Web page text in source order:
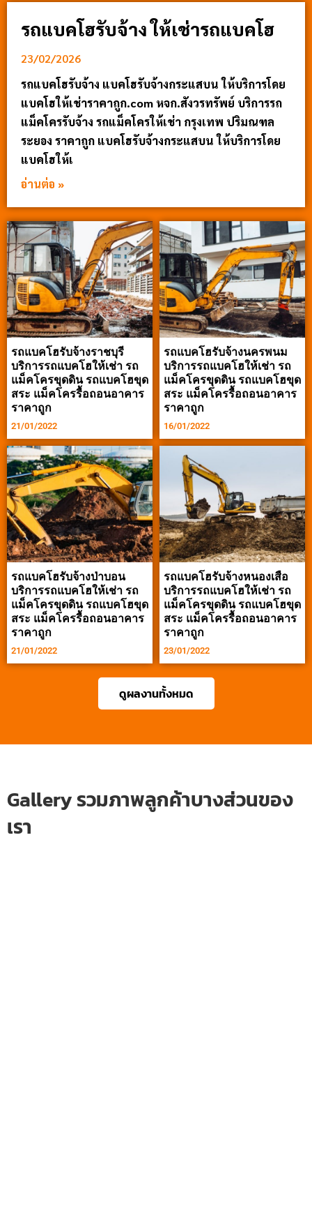
รถแบคโฮรับจ้าง ให้เช่ารถแบคโฮ
23/02/2026
รถแบคโฮรับจ้าง แบคโฮรับจ้างกระแสบน ให้บริการโดย
แบคโฮให้เช่าราคาถูก.com หจก.สังวรทรัพย์ บริการรถ
แม็คโครรับจ้าง รถแม็คโครให้เช่า กรุงเทพ ปริมณฑล
ระยอง ราคาถูก แบคโฮรับจ้างกระแสบน ให้บริการโดย
แบคโฮให้เ
อ่านต่อ »
รถแบคโฮรับจ้างราชบุรี
บริการรถแบคโฮให้เช่า รถ
แม็คโครขุดดิน รถแบคโฮขุด
สระ แม็คโครรื้อถอนอาคาร
ราคาถูก
21/01/2022
รถแบคโฮรับจ้างนครพนม
บริการรถแบคโฮให้เช่า รถ
แม็คโครขุดดิน รถแบคโฮขุด
สระ แม็คโครรื้อถอนอาคาร
ราคาถูก
16/01/2022
รถแบคโฮรับจ้างป่าบอน
บริการรถแบคโฮให้เช่า รถ
แม็คโครขุดดิน รถแบคโฮขุด
สระ แม็คโครรื้อถอนอาคาร
ราคาถูก
21/01/2022
รถแบคโฮรับจ้างหนองเสือ
บริการรถแบคโฮให้เช่า รถ
แม็คโครขุดดิน รถแบคโฮขุด
สระ แม็คโครรื้อถอนอาคาร
ราคาถูก
23/01/2022
ดูผลงานทั้งหมด
Gallery รวมภาพลูกค้าบางส่วนของ
เรา